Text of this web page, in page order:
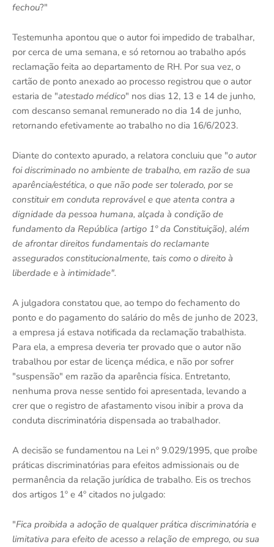
fechou?"
Testemunha apontou que o autor foi impedido de trabalhar,
por cerca de uma semana, e só retornou ao trabalho após
reclamação feita ao departamento de RH. Por sua vez, o
cartão de ponto anexado ao processo registrou que o autor
estaria de "atestado médico" nos dias 12, 13 e 14 de junho,
com descanso semanal remunerado no dia 14 de junho,
retornando efetivamente ao trabalho no dia 16/6/2023.
Diante do contexto apurado, a relatora concluiu que "o autor
foi discriminado no ambiente de trabalho, em razão de sua
aparência/estética, o que não pode ser tolerado, por se
constituir em conduta reprovável e que atenta contra a
dignidade da pessoa humana, alçada à condição de
fundamento da República (artigo 1º da Constituição), além
de afrontar direitos fundamentais do reclamante
assegurados constitucionalmente, tais como o direito à
liberdade e à intimidade".
A julgadora constatou que, ao tempo do fechamento do
ponto e do pagamento do salário do mês de junho de 2023,
a empresa já estava notificada da reclamação trabalhista.
Para ela, a empresa deveria ter provado que o autor não
trabalhou por estar de licença médica, e não por sofrer
"suspensão" em razão da aparência física. Entretanto,
nenhuma prova nesse sentido foi apresentada, levando a
crer que o registro de afastamento visou inibir a prova da
conduta discriminatória dispensada ao trabalhador.
A decisão se fundamentou na Lei nº 9.029/1995, que proíbe
práticas discriminatórias para efeitos admissionais ou de
permanência da relação jurídica de trabalho. Eis os trechos
dos artigos 1º e 4º citados no julgado:
"Fica proibida a adoção de qualquer prática discriminatória e
limitativa para efeito de acesso a relação de emprego, ou sua